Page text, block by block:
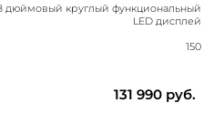
дюймовый круглый функциональный
LED дисплей
150
131 990 руб.